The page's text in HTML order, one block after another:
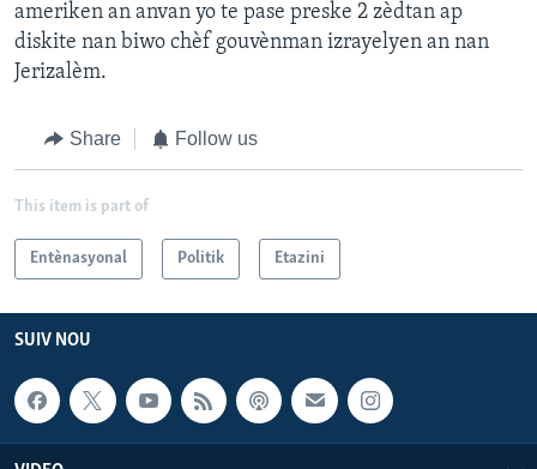
ameriken an anvan yo te pase preske 2 zèdtan ap
diskite nan biwo chèf gouvènman izrayelyen an nan
Jerizalèm.
Share Follow us
This item is part of
Entènasyonal Politik Etazini
SUIV NOU